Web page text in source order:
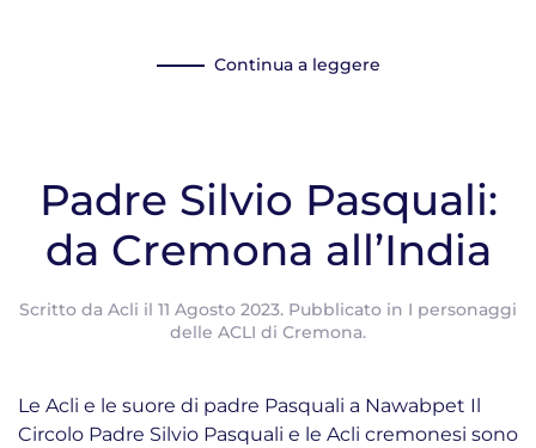
Continua a leggere
Padre Silvio Pasquali:
da Cremona all’India
Scritto da Acli il 11 Agosto 2023. Pubblicato in I personaggi
delle ACLI di Cremona.
Le Acli e le suore di padre Pasquali a Nawabpet Il
Circolo Padre Silvio Pasquali e le Acli cremonesi sono